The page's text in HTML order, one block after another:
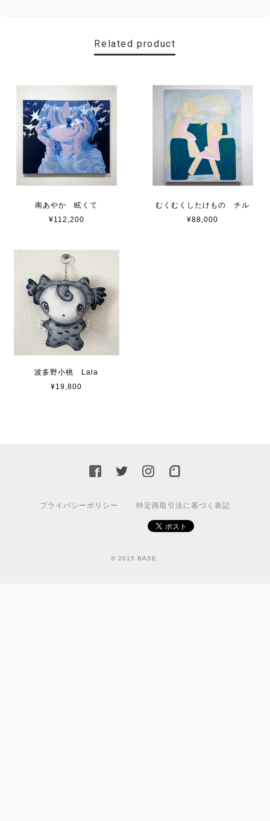
Related product
南あやか 眩くて
¥112,200
むくむくしたけもの チル
¥88,000
波多野小桃 Lala
¥19,800
プライバシーポリシー 特定商取引法に基づく表記
© 2015 BASE.